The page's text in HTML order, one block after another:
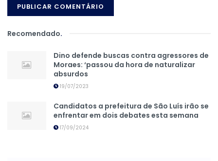
Recomendado.
Dino defende buscas contra agressores de
Moraes: ‘passou da hora de naturalizar
absurdos
19/07/2023
Candidatos a prefeitura de São Luís irão se
enfrentar em dois debates esta semana
17/09/2024